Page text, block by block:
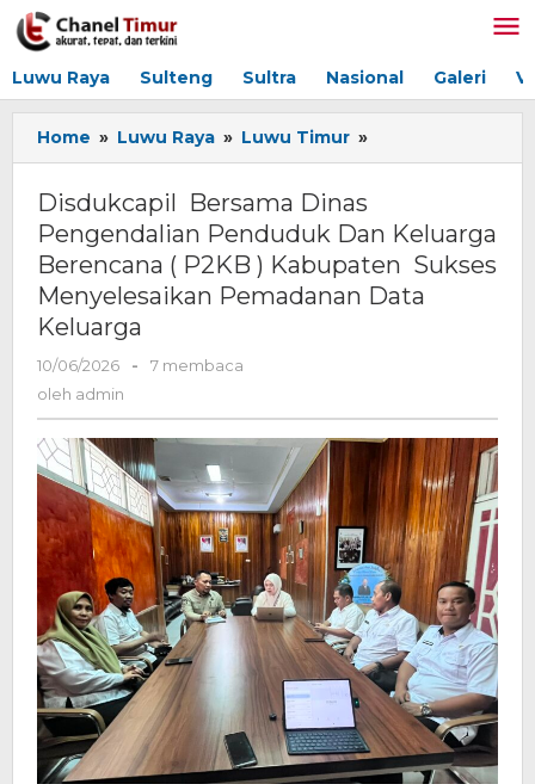
Lewati
ke
Luwu Raya Sulteng Sultra Nasional Galeri
Home » Luwu Raya » Luwu Timur »
Bersama
Penduduk
Dan
Keluarga
Kabupaten
Sukses
Menyelesaikan
Pemadanan
Data
Keluarga
Disdukcapil Bersama Dinas
Pengendalian Penduduk Dan Keluarga
Berencana ( P2KB ) Kabupaten Sukses
Menyelesaikan Pemadanan Data
Keluarga
10/06/2026
oleh
-
7 membaca
oleh admin